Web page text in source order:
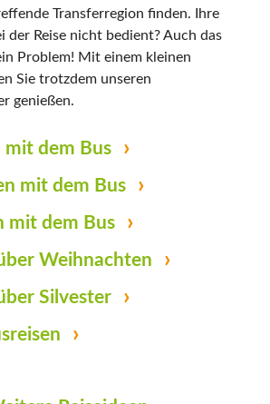
Transferregion finden. Ihre
der Reise nicht bedient? Auch das
Problem! Mit einem kleinen
Sie trotzdem unseren
genießen.
mit dem Bus
mit dem Bus
mit dem Bus
Weihnachten
Silvester